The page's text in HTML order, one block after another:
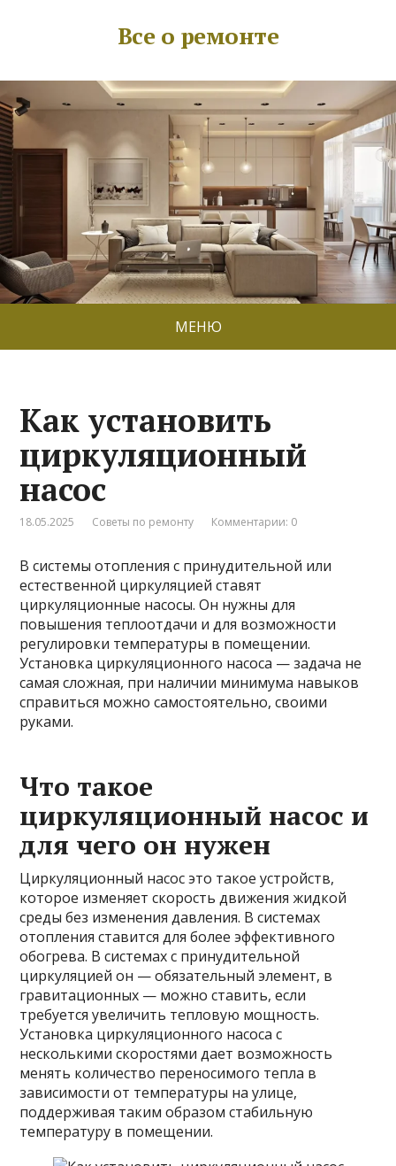
Все о ремонте
МЕНЮ
Как установить
циркуляционный
насос
18.05.2025 Советы по ремонту Комментарии: 0
В системы отопления с принудительной или
естественной циркуляцией ставят
циркуляционные насосы. Он нужны для
повышения теплоотдачи и для возможности
регулировки температуры в помещении.
Установка циркуляционного насоса — задача не
самая сложная, при наличии минимума навыков
справиться можно самостоятельно, своими
руками.
Что такое
циркуляционный насос и
для чего он нужен
Циркуляционный насос это такое устройств,
которое изменяет скорость движения жидкой
среды без изменения давления. В системах
отопления ставится для более эффективного
обогрева. В системах с принудительной
циркуляцией он — обязательный элемент, в
гравитационных — можно ставить, если
требуется увеличить тепловую мощность.
Установка циркуляционного насоса с
несколькими скоростями дает возможность
менять количество переносимого тепла в
зависимости от температуры на улице,
поддерживая таким образом стабильную
температуру в помещении.